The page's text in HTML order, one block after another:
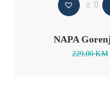
NAPA
229,00KM